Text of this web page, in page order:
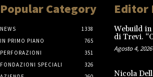
Popular Category
NEWS
1338
IN PRIMO PIANO
765
PERFORAZIONI
351
FONDAZIONI SPECIALI
326
Editor
Webuild in
di Trevi.
Agosto 4, 2026
Nicola